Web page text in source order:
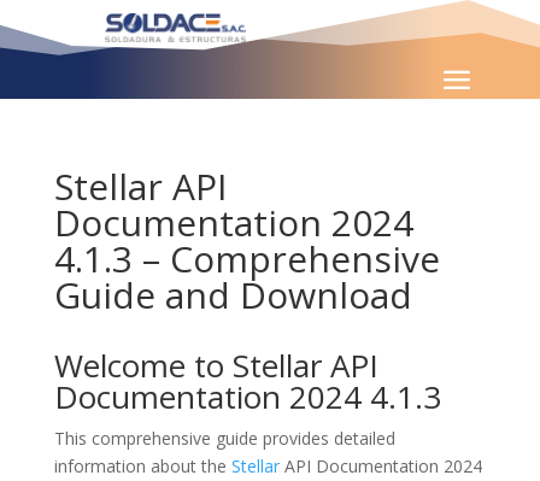
Stellar API
Documentation 2024
4.1.3 – Comprehensive
Guide and Download
Welcome to Stellar API
Documentation 2024 4.1.3
This comprehensive guide provides detailed
information about the StellarAPI Documentation 2024